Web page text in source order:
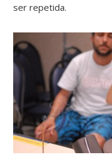
ser repetida.